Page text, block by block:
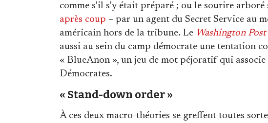
comme s'il s'y était préparé ; ou le sourire arboré
après coup − par un agent du Secret Service au
américain hors de la tribune. Le Washington Post
aussi au sein du camp démocrate une tentation
« BlueAnon », un jeu de mot péjoratif qui associe
Démocrates.
« Stand-down order »
À ces deux macro-théories se greffent toutes